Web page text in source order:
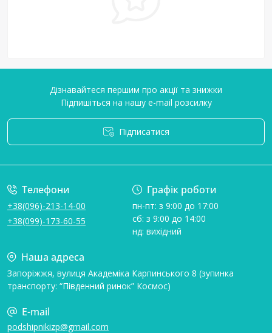
Дізнавайтеся першим про акції та знижки
Підпишіться на нашу e-mail розсилку
Підписатися
Телефони
+38(096)-213-14-00
+38(099)-173-60-55
Графік роботи
пн-пт: з 9:00 до 17:00
сб: з 9:00 до 14:00
нд: вихідний
Наша адреса
Запоріжжя, вулиця Академіка Карпинського 8 (зупинка
транспорту: “Південний ринок” Космос)
E-mail
podshipnikizp@gmail.com